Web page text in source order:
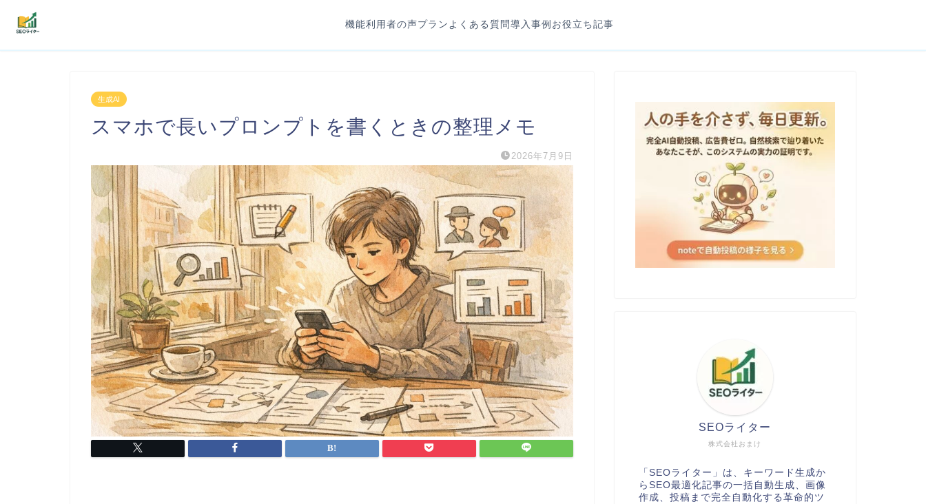
機能利用者の声プラン よくある質問導入事例 お役立ち記事
生成AI
スマホで長いプロンプトを書くときの整理メモ
2026年7月9日
株式会社おまけ
SEOライター
「SEOライター」は、キーワード生成か
らSEO最適化記事の一括自動生成、画像
作成、投稿まで完全自動化する革命的ツ